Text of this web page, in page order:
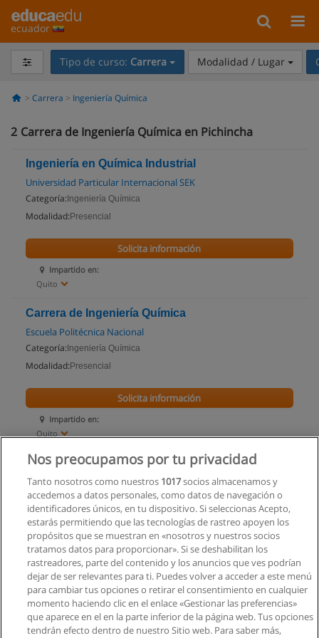
ecuador
Tipo de curso: Carrera Modalidad / Lugar
Carrera Ingeniería Química
2 Carrera de Ingeniería Química en Pichincha
Ingeniería en Química Industrial
Universidad Particular Internacional SEK
Categoría: Ingeniería Química
Modalidad: Presencial
Impartido en:
Quito
Solicita información
Carrera de Ingeniería Química
Escuela Politécnica Nacional
Categoría: Ingeniería Química
Modalidad: Presencial
Impartido en:
Quito
Solicita información
Nos preocupamos por tu privacidad
Tanto nosotros como nuestros 1017socios almacenamos y
accedemos a datos personales, como datos de navegación o
identificadores únicos, en tu dispositivo. Si seleccionas Acepto,
estarás permitiendo que las tecnologías de rastreo apoyen los
propósitos que se muestran en «nosotros y nuestros socios
tratamos datos para proporcionar». Si se deshabilitan los
rastreadores, parte del contenido y los anuncios que ves podrían
dejar de ser relevantes para ti. Puedes volver a acceder a este menú
para cambiar tus opciones o retirar el consentimiento en cualquier
momento haciendo clic en el enlace «Gestionar las preferencias»
que aparece en el en la parte inferior de la página web. Tus opciones
tendrán efecto dentro de nuestro Sitio web. Para saber más,